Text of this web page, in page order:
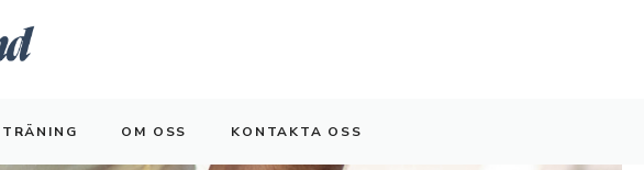
TRÄNING OM OSS KONTAKTA OSS